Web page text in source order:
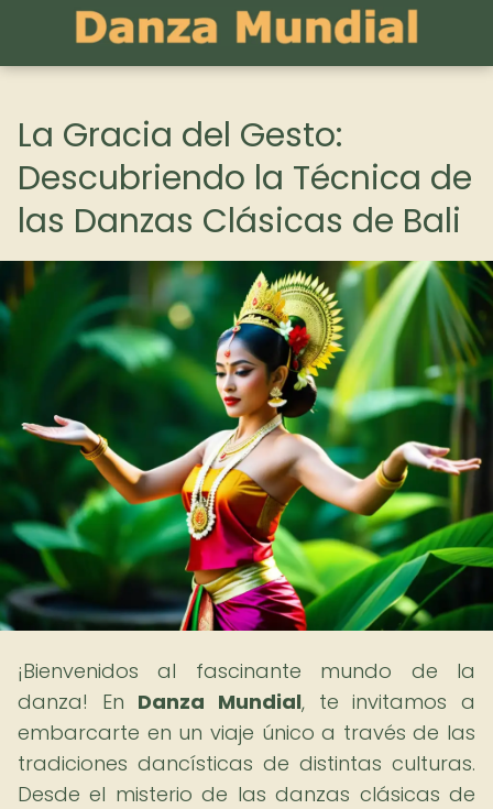
La Gracia del Gesto:
Descubriendo la Técnica de
las Danzas Clásicas de Bali
¡Bienvenidos al fascinante mundo de la
danza! En Danza Mundial, te invitamos a
embarcarte en un viaje único a través de las
tradiciones dancísticas de distintas culturas.
Desde el misterio de las danzas clásicas de